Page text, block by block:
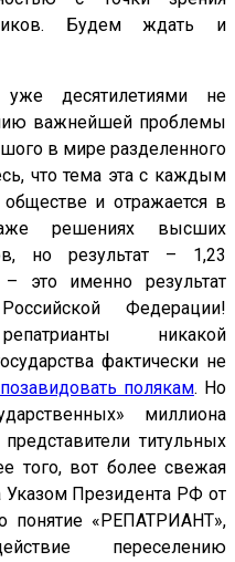
Будем ждать и
десятилетиями не
важнейшей проблемы
в мире разделенного
что тема эта с каждым
и отражается в
решениях высших
но результат – 1,23
это именно результат
Федерации!
никакой
фактически не
полякам. Но
миллиона
титульных
того, вот более свежая
Указом Президента РФ от
понятие «РЕПАТРИАНТ»,
переселению